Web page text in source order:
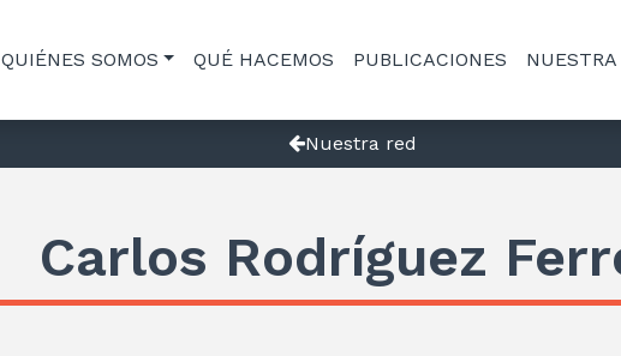
QUIÉNES SOMOS QUÉ HACEMOS PUBLICACIONES NUESTRA
Nuestra red
Carlos Rodríguez